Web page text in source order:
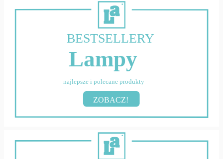
BESTSELLERY
Lampy
najlepsze i polecane produkty
ZOBACZ!